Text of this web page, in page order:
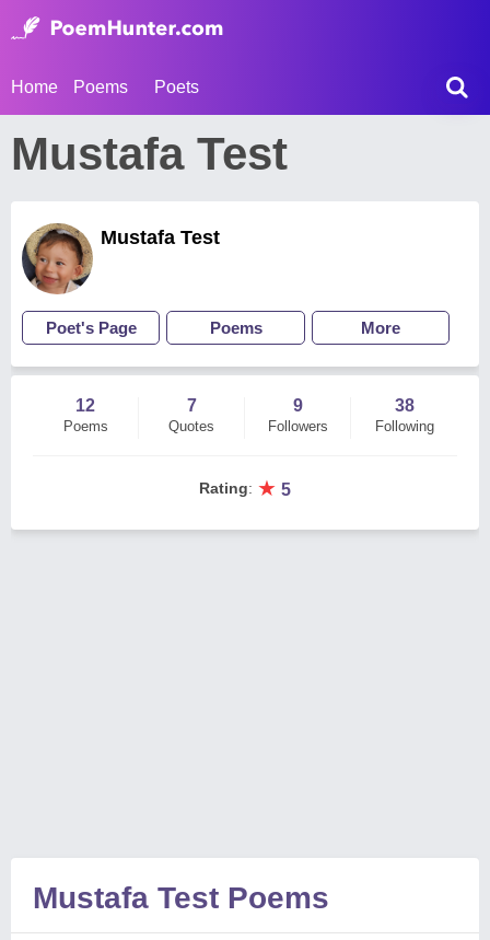
Home Poems Poets
Mustafa Test
Mustafa Test
Poet's Page Poems More
12
Poems
7
Quotes
9
Followers
38
Following
Rating: ★ 5
Mustafa Test Poems